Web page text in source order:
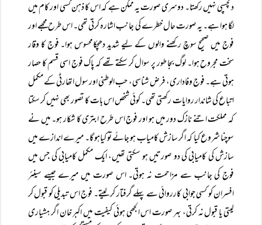
دلچسپی نہیں رکھتا۔ دوسری صورت یہ ممکن ہے کہ اس کا ذہن کسی اور کام میں
لگا ہوا ہے۔ یہ صورت حال خطرے کی جانب اشارہ کرتی تھی۔ اس طرح مجھے اور
فوج میں صحیح سوچ رکھنے والوں کے لیے شدید دھچکامحسوس ہوا۔ فوج کا وقار
سخت مجروح ہوا۔ لوگ بجا طور پر سوال کر سکتے تھے کہ پاک فوج اسی قسم کا حصار
ہوتی ہے۔ فوج وفاداری، فرض شناسی، حب الوطنی اور سول اتھارٹی کے مکمل
اتباع کی شاندار روایات رکھتی تھی۔ کوئی شخص اس بات کا تصور بھی نہیں کر سکتا
کہ مملکت اتنے نازک دور میں ہو اور فوج اس طرح ابتری کا شکار ہو۔ میں نے
سوچنا شروع کیا کہ اگر سازش کامیاب ہو جائے تو کیاہو گا۔ میرے اندازے میں
سازش کی کامیابی کی دو صورتیں ہو سکتی تھیں، ایک مکمل کامیابی کی جس میں
فوج کی جانب سے مزاحمت نہ ہوتی۔ اس صورت میں میرے جیسے سینئر
افسران کو کسی جوابی کارروائی سے پہلے گرفتار کر لیتے۔ فوج اس تبدیلی کو قبول کر
لیتی یا قبول نہ کرتی، بہر صورت اس الجھی ہوئی کیفیت میں اکبر خان اگر ہشیاری